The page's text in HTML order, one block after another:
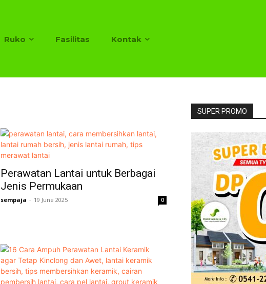
Ruko Fasilitas Kontak
Perawatan Lantai untuk Berbagai
Jenis Permukaan
sempaja - 19 June 2025 0
SUPER PROMO